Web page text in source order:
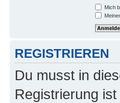
Mich
REGISTRIEREN
Du musst in
Registrierung